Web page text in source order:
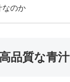
なのか
品質な青汁